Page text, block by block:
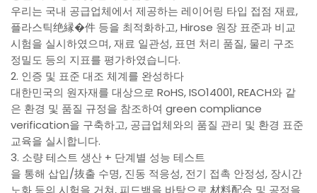
우리는 국내 공급업체에서 제공하는 레이어링 타입 접점 재료,
플라스틱绝縁�件 등을 최적화하고, Hirose 원장 표준과 비교
시험을 실시하였으며, 재료 일관성, 표면 처리 품질, 물리 구조
정밀도 등의 지표를 평가하였습니다.
2. 인증 및 표준 대조 체계를 완성하다
대한민국의 원자재를 대상으로 RoHS, ISO14001, REACH와 같
은 환경 및 품질 규정을 참조하여 green compliance
verification을 구축하고, 공급업체와의 품질 관리 및 환경 표준
교육을 실시합니다.
3. 소량 테스트 생산 + 단계별 성능 테스트
을 통해 삽입/抜출 수명, 진동 적응성, 전기 접촉 안정성, 장시간
노화 등의 시험을 거쳐, 피드백을 바탕으로 材料配合 및 공정을